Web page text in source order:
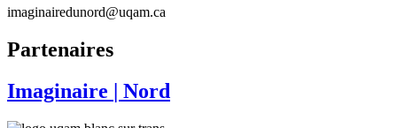
imaginairedunord@uqam.ca
Partenaires
Imaginaire
| Nord